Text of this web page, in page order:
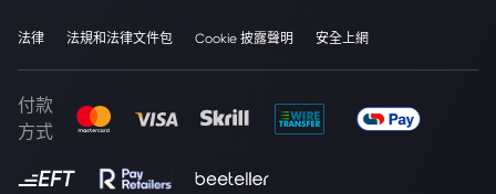
法律 法規和法律文件包 Cookie 披露聲明 安全上網
付款
方式